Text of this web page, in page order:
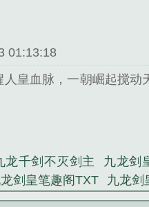
01:13:18
皇血脉，一朝崛起搅动
龙千剑不灭剑主
九龙剑
剑皇笔趣阁TXT
九龙剑
剑 九龙神剑图片 九龙